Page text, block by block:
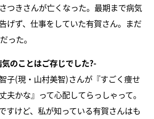
つきさんが亡くなった。最期まで病気
げず、仕事をしていた有賀さん。まだ
った。
のことはご存じでした?-
子(現・山村美智)さんが『すごく痩せ
夫かな』って心配してらっしゃって。
すけど、私が知っている有賀さんはも